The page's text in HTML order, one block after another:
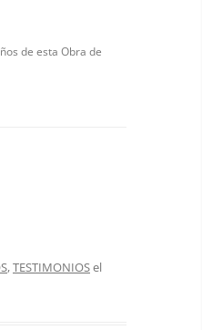
de esta Obra de
,TESTIMONIOSel